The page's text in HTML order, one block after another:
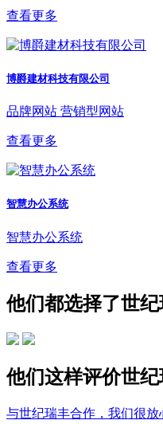
查看更多
博爵建材科技有限公司
品牌网站 营销型网站
查看更多
智慧办公系统
智慧办公系统
查看更多
他们都选择了世
他们这样评价世
与世纪瑞丰合作，我们很放